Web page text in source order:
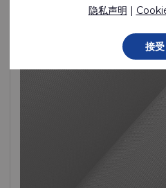
有存货
隐私声明 |
接受